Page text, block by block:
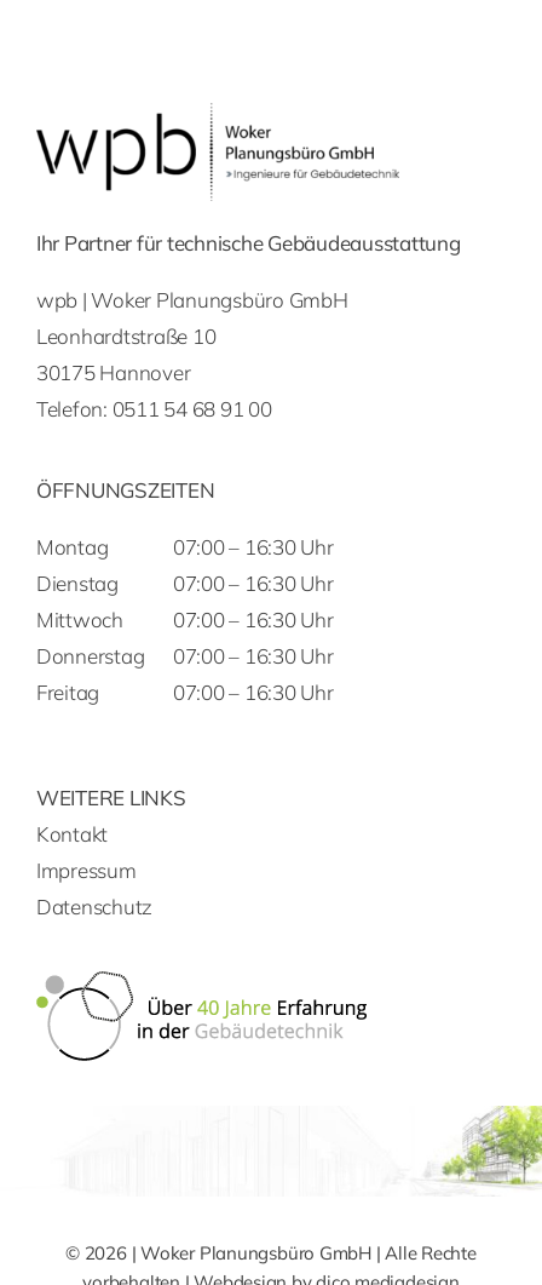
Ihr Partner für technische Gebäudeausstattung
wpb | Woker Planungsbüro GmbH
Leonhardtstraße 10
30175 Hannover
Telefon: 0511 54 68 91 00
ÖFFNUNGSZEITEN
Montag
Dienstag
Mittwoch
Donnerstag
Freitag
07:00 – 16:30 Uhr
07:00 – 16:30 Uhr
07:00 – 16:30 Uhr
07:00 – 16:30 Uhr
07:00 – 16:30 Uhr
WEITERE LINKS
Kontakt
Impressum
Datenschutz
© 2026 | Woker Planungsbüro GmbH | Alle Rechte